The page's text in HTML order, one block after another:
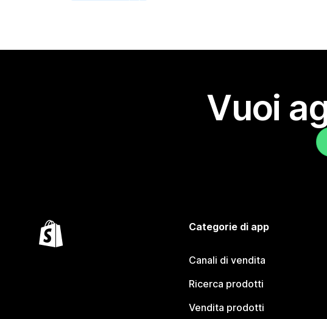
Vuoi
Categorie di app
Canali di vendita
Ricerca prodotti
Vendita prodotti